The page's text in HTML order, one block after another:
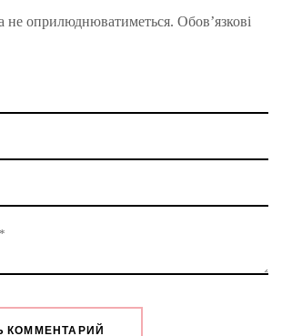
не оприлюднюватиметься. Обов’язкові